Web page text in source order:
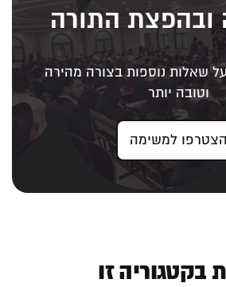
ובהפצת התורה
על שאלות נוספות בצורה מהירה
וטובה יותר
הצטרפו למשימה
בקטגוריה זו